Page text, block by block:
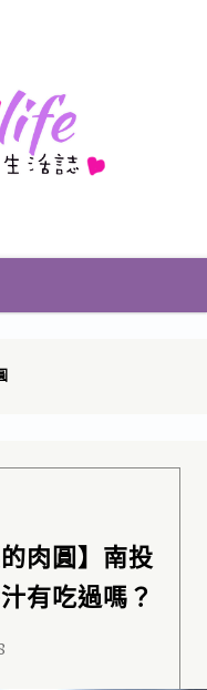
肉圓】南投
有吃過嗎？